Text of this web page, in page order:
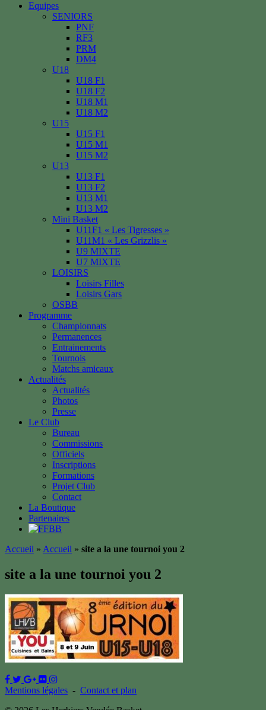
Equipes
SENIORS
PNF
RF3
PRM
DM4
U18
U18 F1
U18 F2
U18 M1
U18 M2
U15
U15 F1
U15 M1
U15 M2
U13
U13 F1
U13 F2
U13 M1
U13 M2
Mini Basket
U11F1 « Les Tigresses »
U11M1 « Les Grizzlis »
U9 MIXTE
U7 MIXTE
LOISIRS
Loisirs Filles
Loisirs Gars
OSBB
Programme
Championnats
Permanences
Entrainements
Tournois
Matchs amicaux
Actualités
Actualités
Photos
Presse
Le Club
Bureau
Commissions
Officiels
Inscriptions
Formations
Projet Club
Contact
La Boutique
Partenaires
Accueil » Accueil » site a la une tournoi you 2
site a la une tournoi you 2
Mentions légales - Contact et plan